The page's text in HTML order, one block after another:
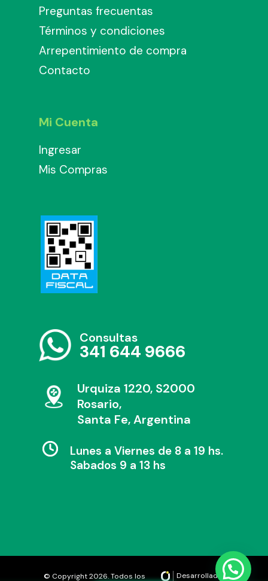
Preguntas frecuentas
Términos y condiciones
Arrepentimiento de compra
Contacto
Mi Cuenta
Ingresar
Mis Compras
Consultas
341 644 9666
Urquiza 1220, S2000
Rosario,
Santa Fe, Argentina
Lunes a Viernes de 8 a 19 hs.
Sabados 9 a 13 hs
© Copyright 2026. Todos los
Desarrollado por